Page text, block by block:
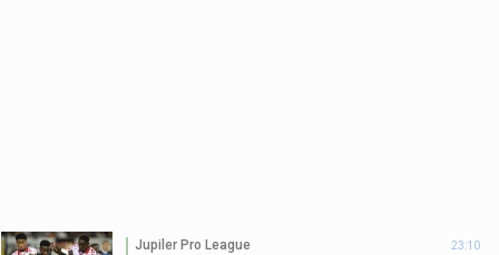
Jupiler Pro League 23:10